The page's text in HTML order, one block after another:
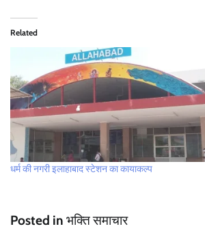
Related
धर्म की नगरी इलाहाबाद स्टेशन का कायाकल्प
Posted in भक्ति समाचार